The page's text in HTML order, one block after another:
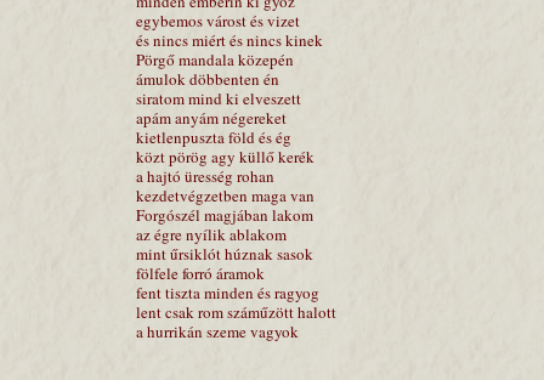
egybemos várost és vizet
és nincs miért és nincs kinek
Pörgő mandala közepén
ámulok döbbenten én
siratom mind ki elveszett
apám anyám négereket
kietlenpuszta föld és ég
közt pörög agy küllő kerék
a hajtó üresség rohan
kezdetvégzetben maga van
Forgószél magjában lakom
az égre nyílik ablakom
mint űrsiklót húznak sasok
fölfele forró áramok
fent tiszta minden és ragyog
lent csak rom száműzött halott
a hurrikán szeme vagyok